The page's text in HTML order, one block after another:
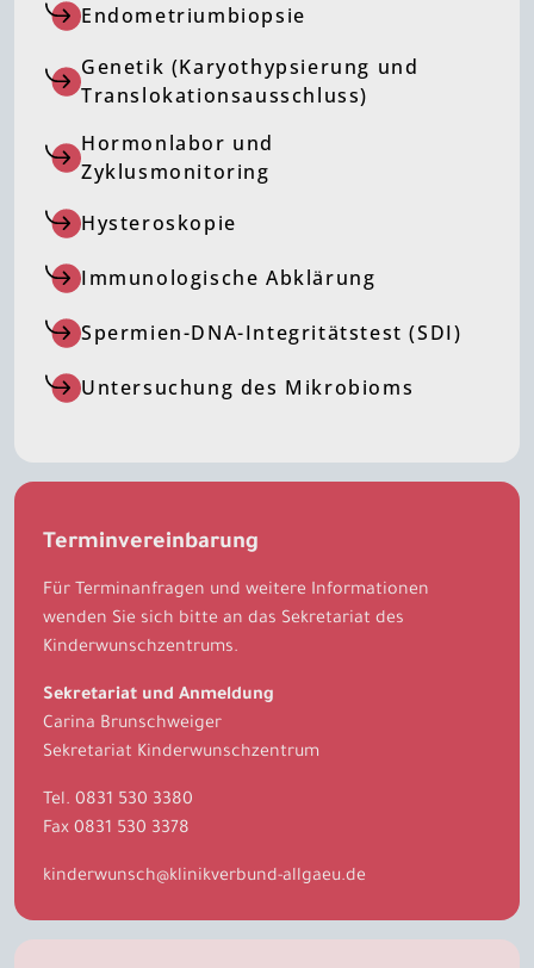
Endometriumbiopsie
Genetik (Karyothypsierung und
Translokationsausschluss)
Hormonlabor und
Zyklusmonitoring
Hysteroskopie
Immunologische Abklärung
Spermien-DNA-Integritätstest (SDI)
Untersuchung des Mikrobioms
Terminvereinbarung
Für Terminanfragen und weitere Informationen
wenden Sie sich bitte an das Sekretariat des
Kinderwunschzentrums.
Sekretariat und Anmeldung
Carina Brunschweiger
Sekretariat Kinderwunschzentrum
Tel. 0831 530 3380
Fax 0831 530 3378
kinderwunsch@klinikverbund-allgaeu.de